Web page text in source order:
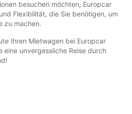
besuchen möchten, Europcar
Flexibilität, die Sie benötigen, um
zu machen.
Ihren Mietwagen bei Europcar
eine unvergessliche Reise durch